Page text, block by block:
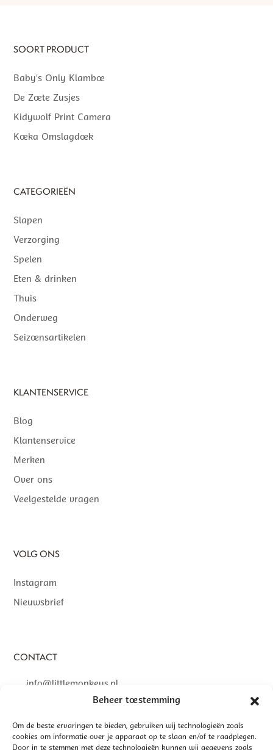
Beheer toestemming
Om de beste ervaringen te bieden, gebruiken wij technologieën zoals
cookies om informatie over je apparaat op te slaan en/of te raadplegen.
Door in te stemmen met deze technologieën kunnen wij gegevens zoals
SOORT PRODUCT
Baby’s Only Klamboe
De Zoete Zusjes
Kidywolf Print Camera
Koeka Omslagdoek
CATEGORIEËN
Slapen
Verzorging
Spelen
Eten & drinken
Thuis
Onderweg
Seizoensartikelen
KLANTENSERVICE
Blog
Klantenservice
Merken
Over ons
Veelgestelde vragen
VOLG ONS
Instagram
Nieuwsbrief
CONTACT
info@littlemonkeys.nl